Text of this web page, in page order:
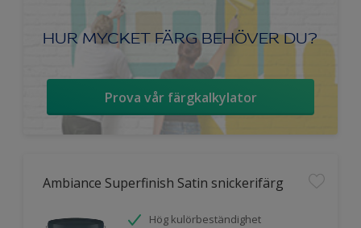
HUR MYCKET FÄRG BEHÖVER DU?
Prova vår färgkalkylator
Ambiance Superfinish Satin snickerifärg
Hög kulörbeständighet